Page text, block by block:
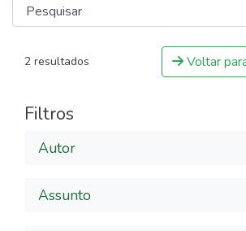
2 resultados Voltar
Filtros
Autor
Assunto